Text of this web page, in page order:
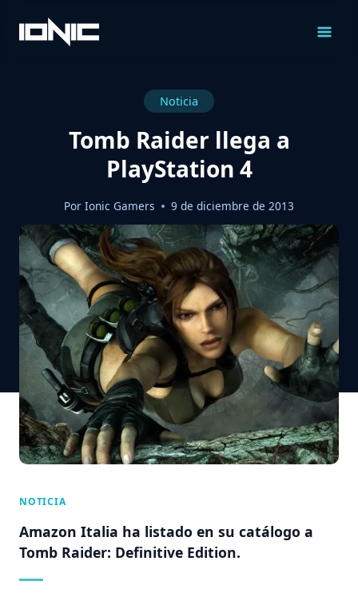
Contenido
Noticia
Tomb Raider llega a
PlayStation 4
Por Ionic Gamers 9 de diciembre de 2013
NOTICIA
Amazon Italia ha listado en su catálogo a
Tomb Raider: Definitive Edition.